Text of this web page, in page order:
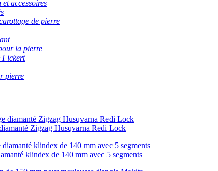
accessoires
de pierre
la pierre
Fickert
pierre
Zigzag Husqvarna Redi Lock
klindex de 140 mm avec 5 segments